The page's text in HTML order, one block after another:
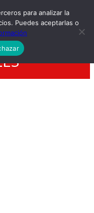
para analizar la
Puedes aceptarlas o